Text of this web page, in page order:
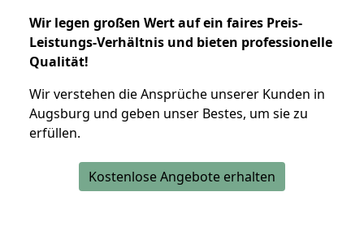
Wir legen großen Wert auf ein faires Preis-
Leistungs-Verhältnis und bieten professionelle
Qualität!
Wir verstehen die Ansprüche unserer Kunden in
Augsburg und geben unser Bestes, um sie zu
erfüllen.
Kostenlose Angebote erhalten